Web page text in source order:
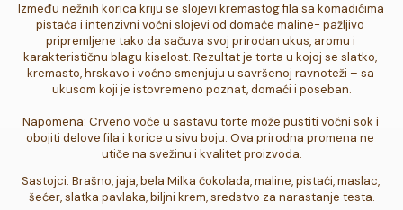
Između nežnih korica kriju se slojevi kremastog fila sa komadićima
pistaća i intenzivni voćni slojevi od domaće maline- pažljivo
pripremljene tako da sačuva svoj prirodan ukus, aromu i
karakterističnu blagu kiselost. Rezultat je torta u kojoj se slatko,
kremasto, hrskavo i voćno smenjuju u savršenoj ravnoteži – sa
ukusom koji je istovremeno poznat, domaći i poseban.
Napomena: Crveno voće u sastavu torte može pustiti voćni sok i
obojiti delove fila i korice u sivu boju. Ova prirodna promena ne
utiče na svežinu i kvalitet proizvoda.
Sastojci: Brašno, jaja, bela Milka čokolada, maline, pistaći, maslac,
šećer, slatka pavlaka, biljni krem, sredstvo za narastanje testa.